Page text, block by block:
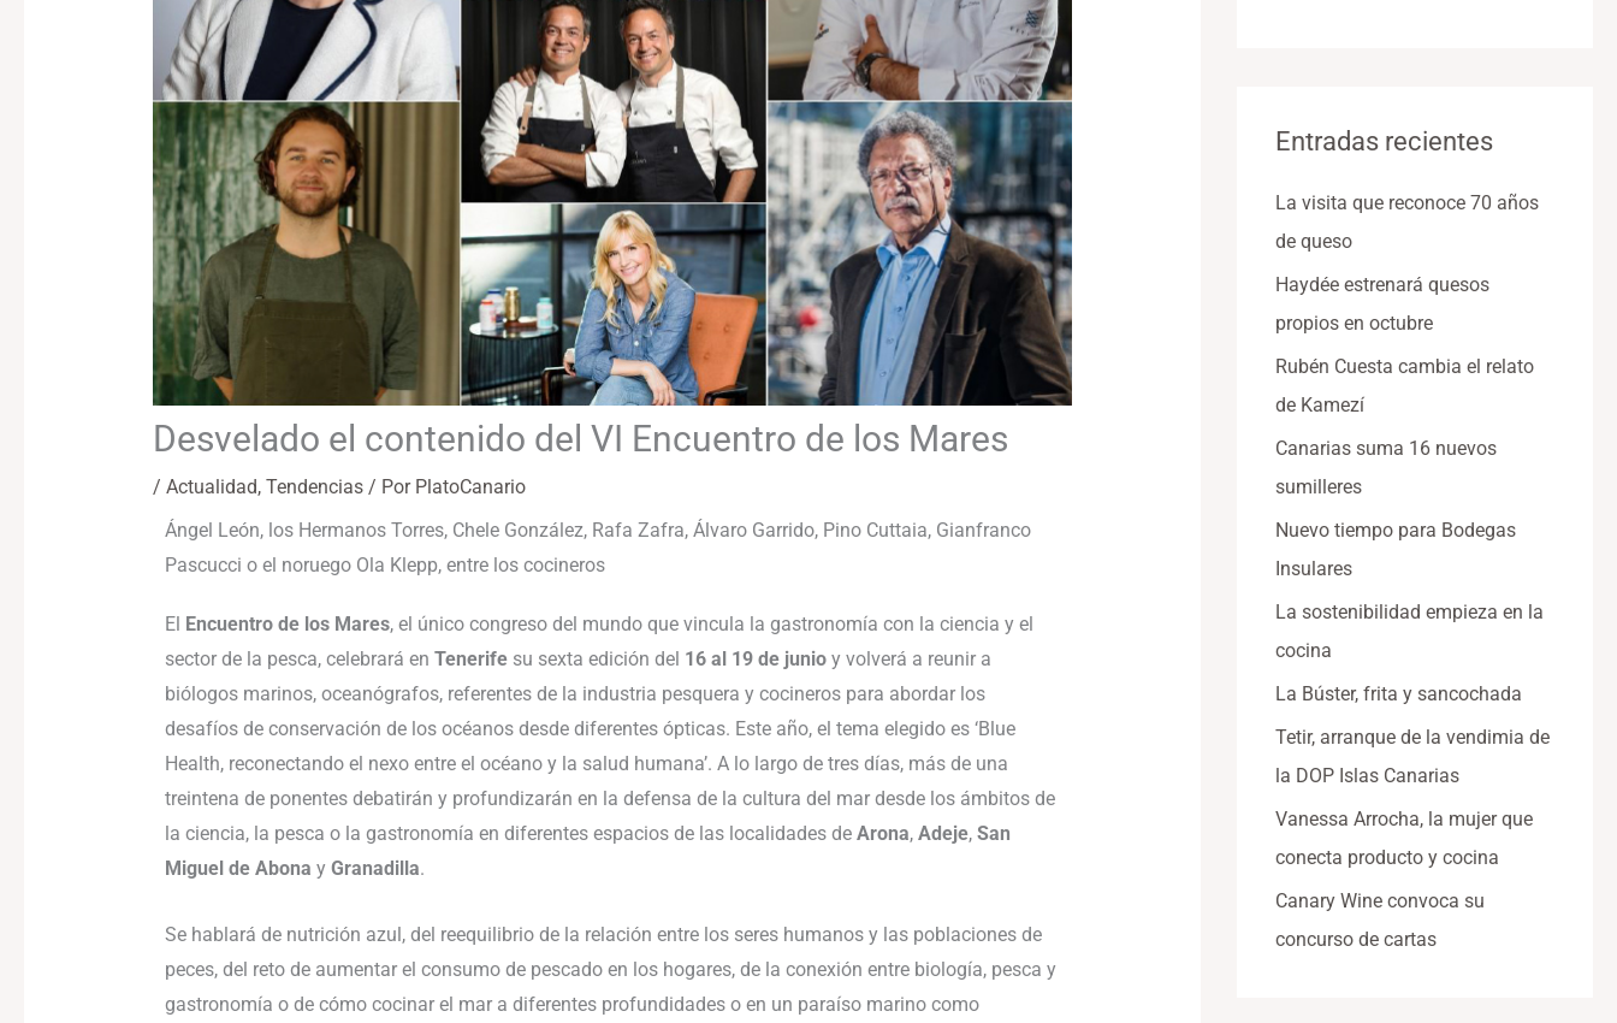
Desvelado el contenido del VI Encuentro de los Mares
/ Actualidad, Tendencias/ Por PlatoCanario
Ángel León, los Hermanos Torres, Chele González, Rafa Zafra, Álvaro Garrido, Pino Cuttaia, Gianfranco
Pascucci o el noruego Ola Klepp, entre los cocineros
El Encuentro de los Mares, el único congreso del mundo que vincula la gastronomía con la ciencia y el
sector de la pesca, celebrará en Tenerifesu sexta edición del 16 al 19 de junioy volverá a reunir a
biólogos marinos, oceanógrafos, referentes de la industria pesquera y cocineros para abordar los
desafíos de conservación de los océanos desde diferentes ópticas. Este año, el tema elegido es ‘Blue
Health, reconectando el nexo entre el océano y la salud humana’. A lo largo de tres días, más de una
treintena de ponentes debatirán y profundizarán en la defensa de la cultura del mar desde los ámbitos de
la ciencia, la pesca o la gastronomía en diferentes espacios de las localidades de Arona, Adeje,San
Miguel de Abona y Granadilla.
Se hablará de nutrición azul, del reequilibrio de la relación entre los seres humanos y las poblaciones de
peces, del reto de aumentar el consumo de pescado en los hogares, de la conexión entre biología, pesca y
gastronomía o de cómo cocinar el mar a diferentes profundidades o en un paraíso marino como
Entradas recientes
La visita que reconoce 70 años
de queso
Haydée estrenará quesos
propios en octubre
Rubén Cuesta cambia el relato
de Kamezí
Canarias suma 16 nuevos
sumilleres
Nuevo tiempo para Bodegas
Insulares
La sostenibilidad empieza en la
cocina
La Búster, frita y sancochada
Tetir, arranque de la vendimia de
la DOP Islas Canarias
Vanessa Arrocha, la mujer que
conecta producto y cocina
Canary Wine convoca su
concurso de cartas